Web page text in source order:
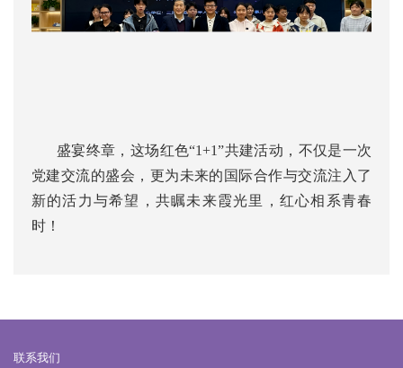
盛宴终章，这场红色“1+1”共建活动，不仅是一次
党建交流的盛会，更为未来的国际合作与交流注入了
新的活力与希望，共瞩未来霞光里，红心相系青春
时！
联系我们